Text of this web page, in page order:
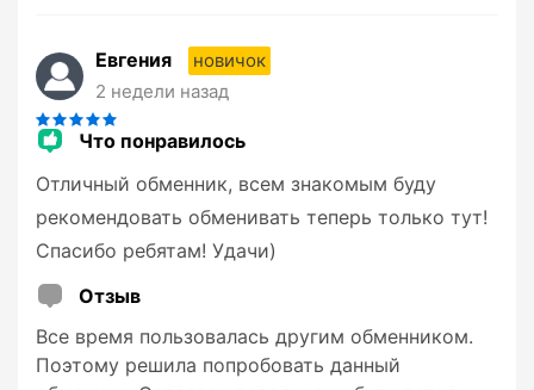
Евгения
новичок
2 недели назад
Что понравилось
Отличный обменник, всем знакомым буду
рекомендовать обменивать теперь только тут!
Спасибо ребятам! Удачи)
Отзыв
Все время пользовалась другим обменником.
Поэтому решила попробовать данный